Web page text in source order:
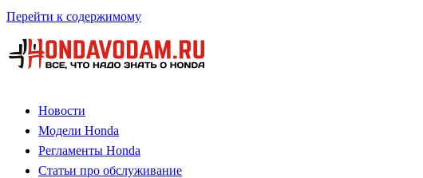
Перейти к содержимому
Новости
Модели Honda
Регламенты Honda
Статьи про обслуживание